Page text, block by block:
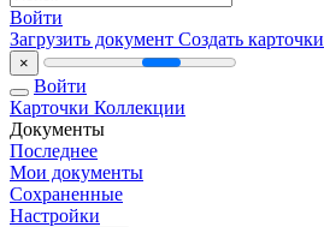
Войти
Загрузить документ Создать карточки
×
Войти
Карточки Коллекции
Документы
Последнее
Мои документы
Сохраненные
Настройки